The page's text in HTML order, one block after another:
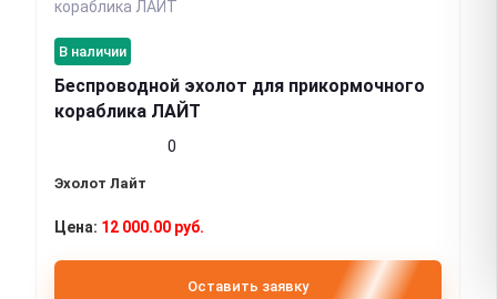
В наличии
Беспроводной эхолот для прикормочного
кораблика ЛАЙТ
0
Эхолот Лайт
12 000.00 руб.
Оставить заявку